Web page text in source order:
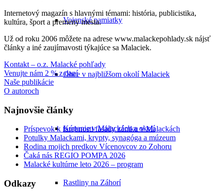
Vojenské pamiatky
Obce v najbližšom okolí Malaciek
Kúpanie v Malackách a okolí
Rastliny na Záhorí
Internetový magazín s hlavnými témami: história, publicistika,
kultúra, šport a premeny mesta.
Už od roku 2006 môžete na adrese www.malackepohlady.sk nájsť
články a iné zaujímavosti týkajúce sa Malaciek.
Kontakt – o.z. Malacké pohľady
Venujte nám 2 % z daní
Naše publikácie
O autoroch
Najnovšie články
Príspevok k farebnosti fasády zámku v Malackách
Potulky Malackami, krypty, synagóga a múzeum
Rodina mojich predkov Vícenovcov zo Zohoru
Čaká nás REGIO POMPA 2026
Malacké kultúrne leto 2026 – program
Odkazy